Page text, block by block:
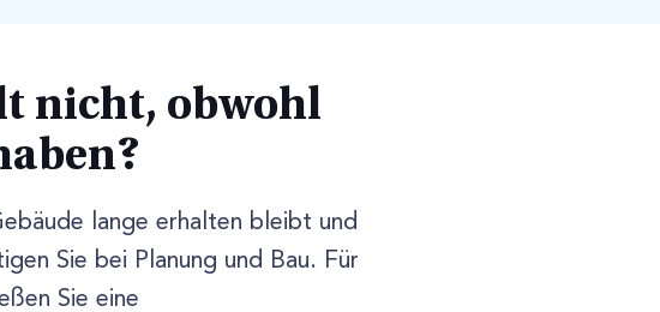
nicht, obwohl
lange erhalten bleibt und
Sie bei Planung und Bau. Für
Sie eine